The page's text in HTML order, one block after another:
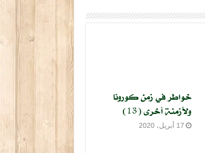
خواطر في زمن كورونا
ولأزمنة أخرى (13)
17 أبريل، 2020